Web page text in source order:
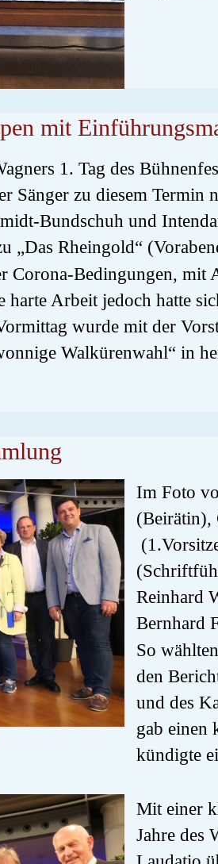
mit
1. Tag des
Sänger zu diesem Termin
Bundschuh und
„Das Rheingold“
Corona-Bedingungen,
Arbeit jedoch hatte
wurde mit der
Walkürenwahl“ in
Im Foto
(Beirätin),
Reinhard
Bernhard
So
den
und des
gab einen
kündigte
Mit einer
Jahre des